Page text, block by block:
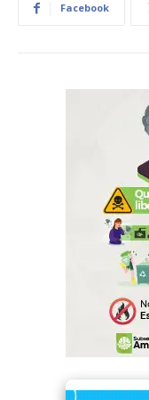
Facebook